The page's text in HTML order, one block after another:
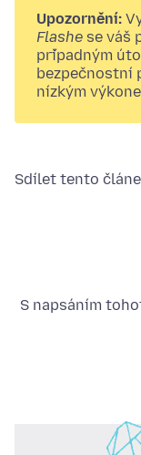
Upozornění:
Flashe se váš
případným
bezpečnostní
nízkým
Sdílet tento
S napsáním